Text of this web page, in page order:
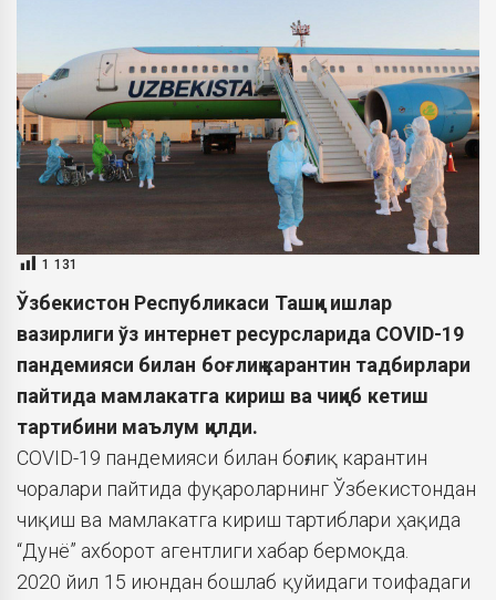
1 131
Ўзбекистон Республикаси Ташқи ишлар
вазирлиги ўз интернет ресурсларида COVID-19
пандемияси билан боғлиқ карантин тадбирлари
пайтида мамлакатга кириш ва чиқиб кетиш
тартибини маълум қилди.
COVID-19 пандемияси билан боғлиқ карантин
чоралари пайтида фуқароларнинг Ўзбекистондан
чиқиш ва мамлакатга кириш тартиблари ҳақида
“Дунё” ахборот агентлиги хабар бермоқда.
2020 йил 15 июндан бошлаб қуйидаги тоифадаги